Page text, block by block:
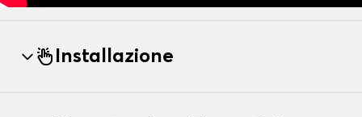
Installazione